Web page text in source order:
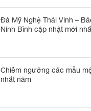
Đá Mỹ Nghệ Thái Vinh –
Ninh Bình cập nhật mới
Chiêm ngưỡng các mẫu
nhất năm